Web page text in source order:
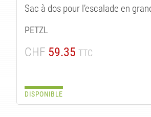
Sac à dos pour l’escalade en
PETZL
CHF 59.35 TTC
DISPONIBLE